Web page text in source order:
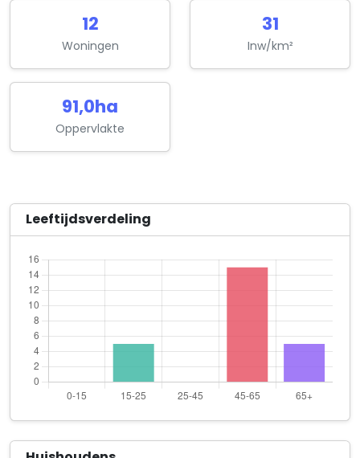
12
Woningen
31
Inw/km²
91,0ha
Oppervlakte
Leeftijdsverdeling